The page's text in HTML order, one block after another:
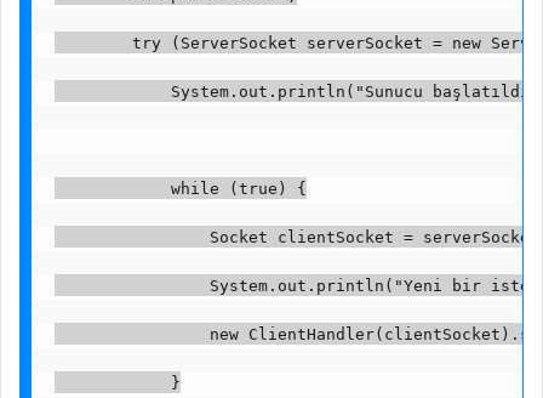
try (ServerSocket serverSocket = new
System.out.println("Sunucu
            while (true) {
Socket clientSocket =
System.out.println("Yeni bir
new
            }